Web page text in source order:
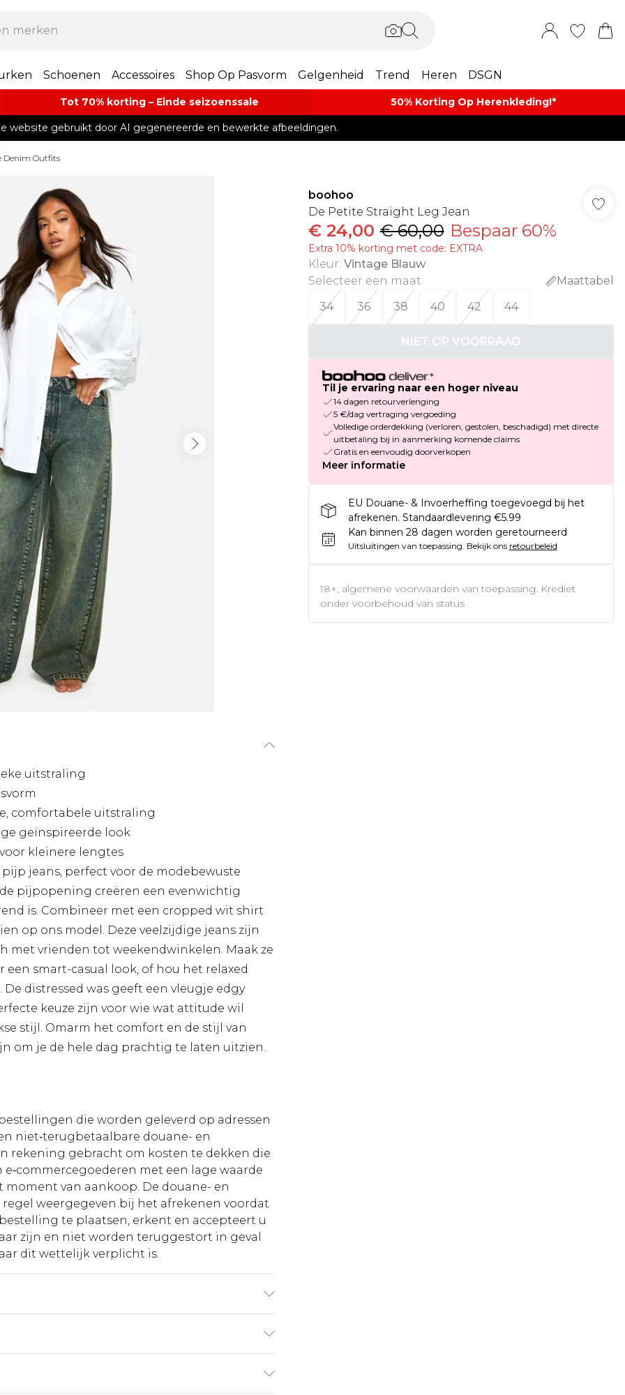
Schoenen Accessoires Shop Op Pasvorm Gelgenheid Trend Heren DSGN
Tot 70% korting – Einde seizoenssale 50% Korting Op Herenkleding​!*​
website gebruikt door AI gegenereerde en bewerkte afbeeldingen.
Denim Outfits
uitstraling
comfortabele uitstraling
geïnspireerde look
kleinere lengtes
jeans, perfect voor de modebewuste
pijpopening creëren een evenwichtig
is. Combineer met een cropped wit shirt
op ons model. Deze veelzijdige jeans zijn
met vrienden tot weekendwinkelen. Maak ze
smart-casual look, of hou het relaxed
distressed was geeft een vleugje edgy
keuze zijn voor wie wat attitude wil
stijl. Omarm het comfort en de stijl van
om je de hele dag prachtig te laten uitzien.
die worden geleverd op adressen
niet‑terugbetaalbare douane- en
rekening gebracht om kosten te dekken die
met een lage waarde
van aankoop. De douane- en
weergegeven bij het afrekenen voordat
te plaatsen, erkent en accepteert u
zijn en niet worden teruggestort in geval
dit wettelijk verplicht is.
€5.99
boohoo
De Petite Straight Leg Jean
€ 24,00 € 60,00 Bespaar 60%
Extra 10% korting met code: EXTRA
Kleur: Vintage Blauw
Selecteer een maat:
Maattabel
34
36 38 40 42 44
NIET OP VOORRAAD
Til je ervaring naar een hoger niveau
14 dagen retourverlenging
5 €/dag vertraging vergoeding
Volledige orderdekking (verloren, gestolen, beschadigd) met directe
uitbetaling bij in aanmerking komende claims
Gratis en eenvoudig doorverkopen
Meer informatie
EU Douane- & Invoerheffing toegevoegd bij het
afrekenen. Standaardlevering €5.99
Kan binnen 28 dagen worden geretourneerd
Uitsluitingen van toepassing. Bekijk ons retourbeleid
18+, algemene voorwaarden van toepassing. Krediet
onder voorbehoud van status